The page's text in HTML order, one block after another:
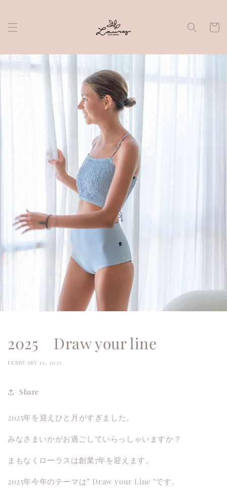
Cart
2025 Draw your line
FEBRUARY 13, 2025
Share
2025年を迎えひと月がすぎました。
みなさまいかがお過ごしていらっしゃいますか？
まもなくローラスは創業7年を迎えます。
2025年今年のテーマは” Draw your Line "です。